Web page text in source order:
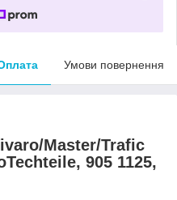
Умови повернення
Master/Trafic
905 1125,